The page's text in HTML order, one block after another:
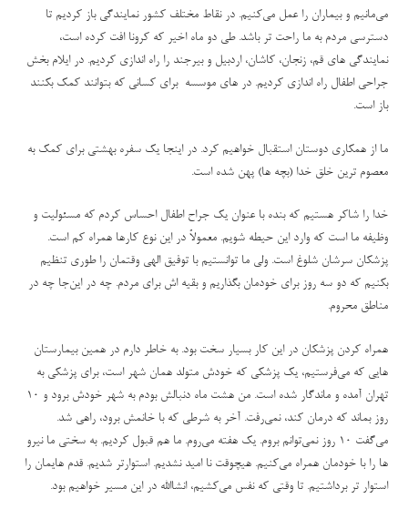
می‌مانیم و بیماران را عمل می‌کنیم. در نقاط مختلف کشور نمایندگی باز کردیم تا
دسترسی مردم به ما راحت تر باشد. طی دو ماه اخیر که کرونا افت کرده است،
نمایندگی های قم، زنجان، کاشان، اردبیل و بیرجند را راه اندازی کردیم. در ایلام بخش
جراحی اطفال راه اندازی کردیم. در های موسسه برای کسانی که بتوانند کمک بکنند
باز است.
ما از همکاری دوستان استقبال خواهیم کرد. در اینجا یک سفره بهشتی برای کمک به
معصوم ترین خلق خدا (بچه ها) پهن شده است.
خدا را شاکر هستیم که بنده با عنوان یک جراح اطفال احساس کردم که مسئولیت و
وظیفه ما است که وارد این حیطه شویم. معمولاً در این نوع کارها همراه کم است.
پزشکان سرشان شلوغ است‌. ولی ما توانستیم با توفیق الهی وقتمان را طوری تنظیم
بکنیم که دو سه روز برای خودمان بگذاریم و بقیه اش برای مردم. چه در این‌جا چه در
مناطق محروم.
همراه کردن پزشکان در این کار بسیار سخت بود. به خاطر دارم در همین بیمارستان
هایی که می‌فرستیم، یک پزشکی که خودش متولد همان شهر است، برای پزشکی به
تهران آمده و ماندگار شده است. من هشت ماه دنبالش بودم به شهر خودش برود و ۱۰
روز بماند که درمان کند، نمی‌رفت. آخر به شرطی که با خانمش برود، راهی شد.
می‌گفت ۱۰ روز نمی‌توانم بروم. یک هفته می‌روم. ما هم قبول کردیم. به سختی ما نیرو
ها را با خودمان همراه می‌کنیم. هیچوقت نا امید نشدیم. استوارتر شدیم. قدم هایمان را
استوار تر برداشتیم. تا وقتی که نفس می‌کشیم، انشاالله در این مسیر خواهیم بود.